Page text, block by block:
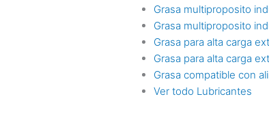
Grasa multiproposito
Grasa multiproposito
Grasa para alta carga
Grasa para alta carga
Grasa compatible con
Ver todo Lubricantes